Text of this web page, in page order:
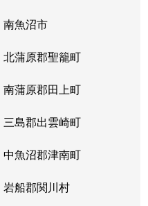
南魚沼市
北蒲原郡聖籠町
南蒲原郡田上町
三島郡出雲崎町
中魚沼郡津南町
岩船郡関川村